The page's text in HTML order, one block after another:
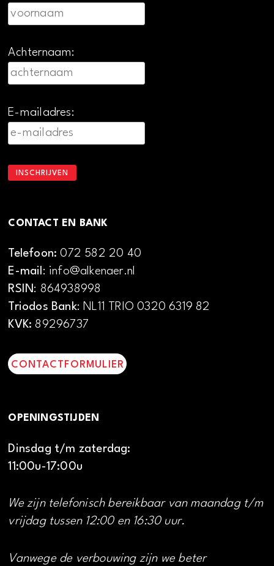
Achternaam:
E-mailadres:
CONTACT EN BANK
Telefoon:072 582 20 40
E-mail: info@alkenaer.nl
RSIN: 864938998
Triodos Bank: NL11 TRIO 0320 6319 82
KVK: 89296737
CONTACTFORMULIER
OPENINGSTIJDEN
Dinsdag t/m zaterdag:
11:00u-17:00u
We zijn telefonisch bereikbaar van maandag t/m
vrijdag tussen 12:00 en 16:30 uur.
Vanwege de verbouwing zijn we beter